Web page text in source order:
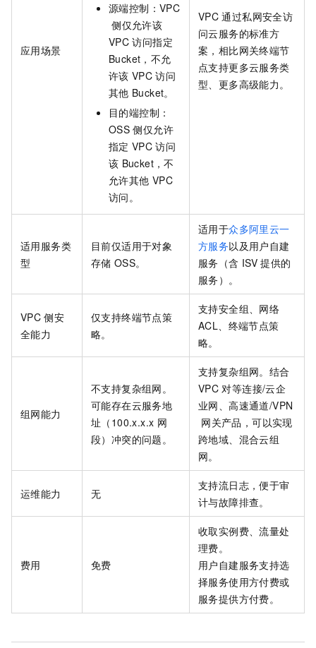
应用场景
源端控制：VPC
侧仅允许该
VPC 访问指定
Bucket，不允
许该 VPC 访问
其他 Bucket。
目的端控制：
OSS 侧仅允许
指定 VPC 访问
该 Bucket，不
允许其他 VPC
访问。
VPC 通过私网安全访
问云服务的标准方
案，相比网关终端节
点支持更多云服务类
型、更多高级能力。
适用服务类
型
目前仅适用于对象
存储 OSS。
适用于众多阿里云一
方服务以及用户自建
服务（含 ISV 提供的
服务）。
VPC 侧安
全能力
仅支持终端节点策
略。
支持安全组、网络
ACL、终端节点策
略。
组网能力
不支持复杂组网。
可能存在云服务地
址（100.x.x.x 网
段）冲突的问题。
支持复杂组网。结合
VPC 对等连接/云企
业网、高速通道/VPN
网关产品，可以实现
跨地域、混合云组
网。
运维能力 无
支持流日志，便于审
计与故障排查。
费用 免费
收取实例费、流量处
理费。
用户自建服务支持选
择服务使用方付费或
服务提供方付费。